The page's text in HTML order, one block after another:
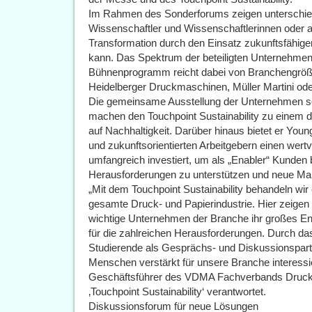
Im Rahmen des Sonderforums zeigen
Wissenschaftler und Wissenschaftlerinnen oder
Transformation durch den Einsatz
kann. Das Spektrum der beteiligten
Bühnenprogramm reicht dabei von
Heidelberger Druckmaschinen, Müller Martini
Die gemeinsame Ausstellung der Unternehmen
machen den Touchpoint Sustainability zu einem
auf Nachhaltigkeit. Darüber hinaus bietet er
und zukunftsorientierten Arbeitgebern einen
umfangreich investiert, um als „Enabler“
Herausforderungen zu unterstützen und neue
„Mit dem Touchpoint Sustainability behandeln
gesamte Druck- und Papierindustrie. Hier
wichtige Unternehmen der Branche ihr großes
für die zahlreichen Herausforderungen. Durch
Studierende als Gesprächs- und
Menschen verstärkt für unsere Branche
Geschäftsführer des VDMA Fachverbands
‚Touchpoint Sustainability‘ verantwortet.
Diskussionsforum für neue Lösungen